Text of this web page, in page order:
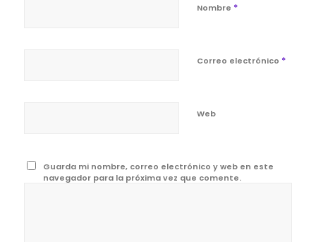
Nombre *
Correo electrónico *
Web
Guarda mi nombre, correo electrónico y web en este
navegador para la próxima vez que comente.